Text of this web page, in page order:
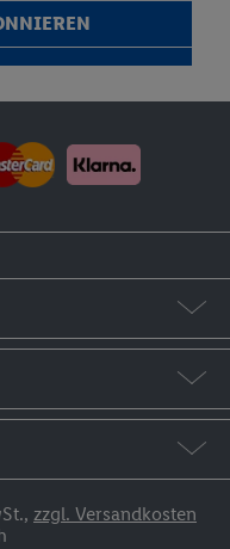
zzgl. Versandkosten